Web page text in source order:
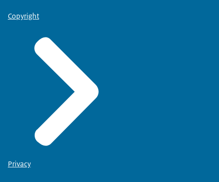
Copyright
Privacy